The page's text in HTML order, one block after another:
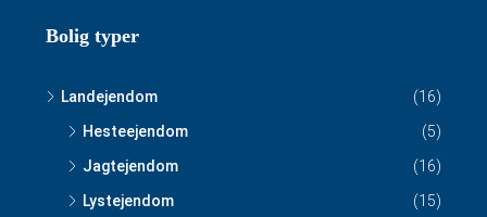
Bolig typer
Landejendom
(16)
Hesteejendom
(5)
Jagtejendom
(16)
Lystejendom
(15)